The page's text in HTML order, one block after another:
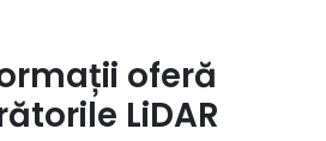
oferă
LiDAR